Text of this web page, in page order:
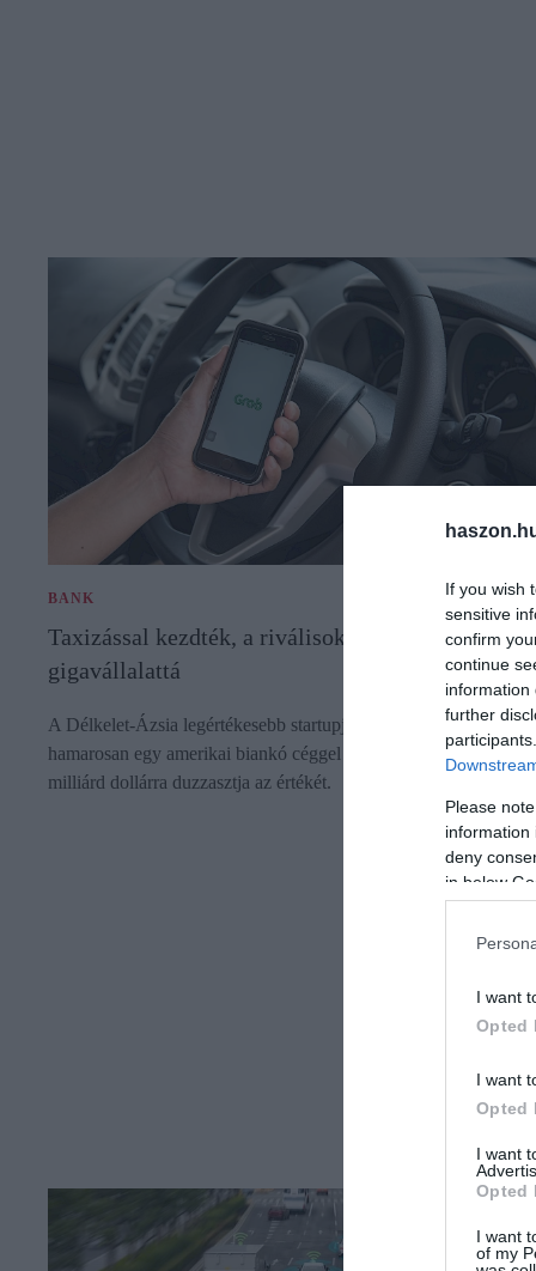
If you wish
sensitive
confirm
continue
information
further
Please
information
deny
in below
I want
Opted
I want
Opted
I want
Opted
I want
of my
BANK
Taxizással kezdték, a riválisok orra előtt nőttek
gigavállalattá
A Délkelet-Ázsia legértékesebb startupjának nevezett Grab
hamarosan egy amerikai biankó céggel fog összeolvadni, ami 40
milliárd dollárra duzzasztja az értékét.